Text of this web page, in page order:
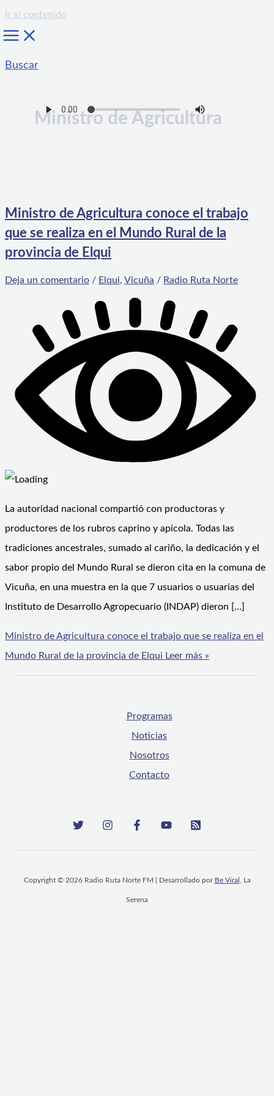
Ir al contenido
Buscar
Ministro de Agricultura
Ministro de Agricultura conoce el trabajo
que se realiza en el Mundo Rural de la
provincia de Elqui
Deja un comentario / Elqui, Vicuña / Radio Ruta Norte
La autoridad nacional compartió con productoras y
productores de los rubros caprino y apícola. Todas las
tradiciones ancestrales, sumado al cariño, la dedicación y el
sabor propio del Mundo Rural se dieron cita en la comuna de
Vicuña, en una muestra en la que 7 usuarios o usuarias del
Instituto de Desarrollo Agropecuario (INDAP) dieron […]
Ministro de Agricultura conoce el trabajo que se realiza en el
Mundo Rural de la provincia de Elqui Leer más »
Programas
Noticias
Nosotros
Contacto
Copyright © 2026 Radio Ruta Norte FM | Desarrollado por Be Viral , La
Serena